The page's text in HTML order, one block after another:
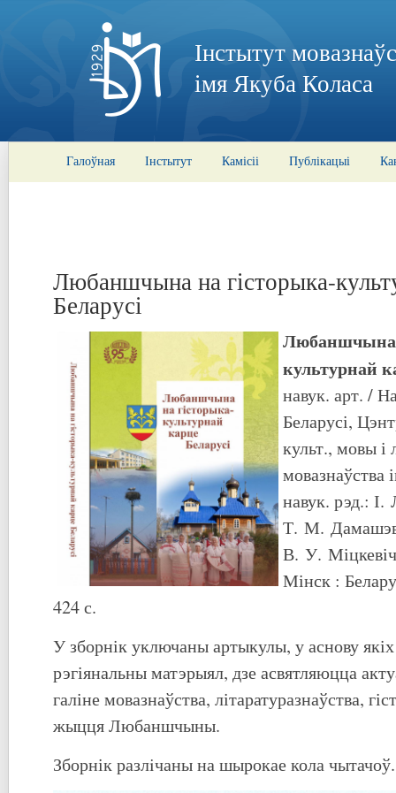
Інстытут
імя Якуба Коласа
Галоўная Інстытут Камісіі Публікацыі
Любаншчына на гісторыка-
Беларусі
Любаншчына
культурнай
навук. арт. /
Беларусі,
культ., мовы і
мовазнаўства
навук. рэд.:
Т. М.
В. У.
Мінск :
424 с.
У зборнік уключаны артыкулы, у аснову
рэгіянальны матэрыял, дзе асвятляюцца
галіне мовазнаўства, літаратуразнаўства,
жыцця Любаншчыны.
Зборнік разлiчаны на шырокае кола чытачоў.